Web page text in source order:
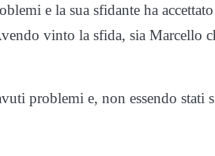
e la sua sfidante ha
vinto la sfida, sia Marcello
problemi e, non essendo stati